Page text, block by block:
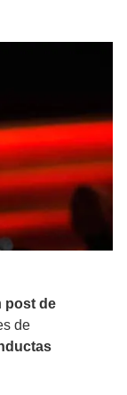
post de
de